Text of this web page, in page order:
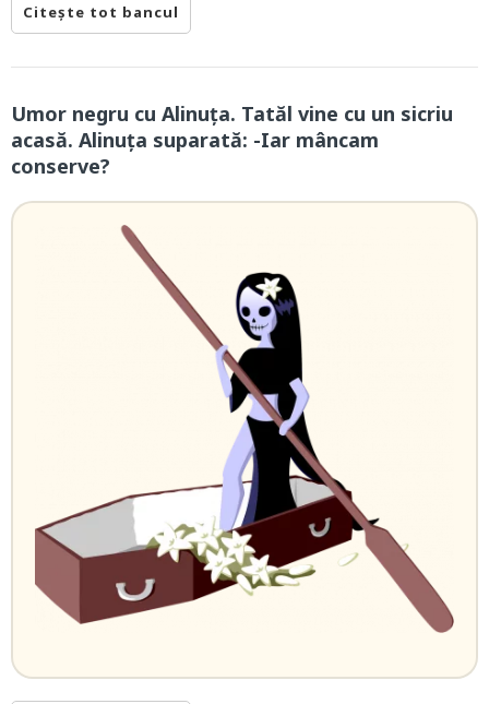
Citește tot bancul
Umor negru cu Alinuța. Tatăl vine cu un sicriu
acasă. Alinuța suparată: -Iar mâncam
conserve?